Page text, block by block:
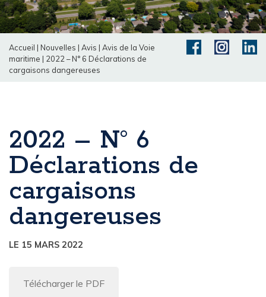
Accueil | Nouvelles | Avis | Avis de la Voie
maritime | 2022 – N° 6 Déclarations de
cargaisons dangereuses
2022 – N° 6
Déclarations de
cargaisons
dangereuses
LE 15 MARS 2022
Télécharger le PDF